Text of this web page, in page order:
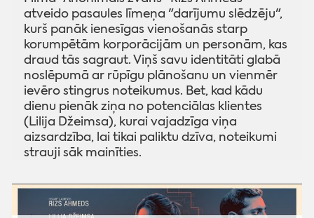
atveido pasaules līmeņa "darījumu slēdzēju",
kurš panāk ienesīgas vienošanās starp
korumpētām korporācijām un personām, kas
draud tās sagraut. Viņš savu identitāti glabā
noslēpumā ar rūpīgu plānošanu un vienmēr
ievēro stingrus noteikumus. Bet, kad kādu
dienu pienāk ziņa no potenciālas klientes
(Lilija Džeimsa), kurai vajadzīga viņa
aizsardzība, lai tikai paliktu dzīva, noteikumi
strauji sāk mainīties.